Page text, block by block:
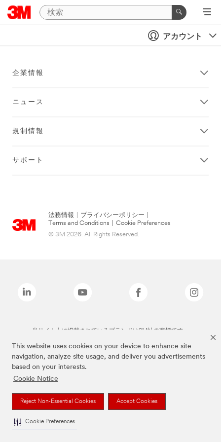
This website uses cookies on your device to enhance site
navigation, analyze site usage, and deliver you advertisements
based on your interests.
Cookie Notice
Reject Non-Essential Cookies Accept Cookies
Cookie Preferences
アカウント
企業情報
ニュース
規制情報
サポート
法務情報 プライバシーポリシー
Terms and Conditions
Cookie Preferences
© 3M 2026. All Rights Reserved.
当サイト上に掲載されているブランドは3M社の商標です。